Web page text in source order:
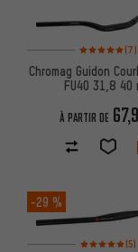
Note (7)
Chromag Guidon
FU40 31,8 40
À PARTIR DE
-29 %
Note (5)